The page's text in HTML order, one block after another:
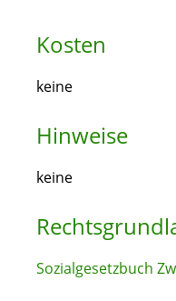
Kosten
keine
Hinweise
keine
Sozialgesetzbuch